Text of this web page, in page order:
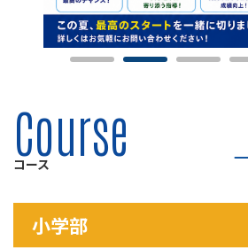
コース
Course
小学部